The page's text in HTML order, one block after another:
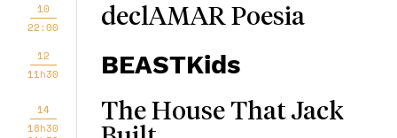
10
22:00
declAMAR Poesia
12
11h30
BEASTKids
14
18h30
The House That Jack